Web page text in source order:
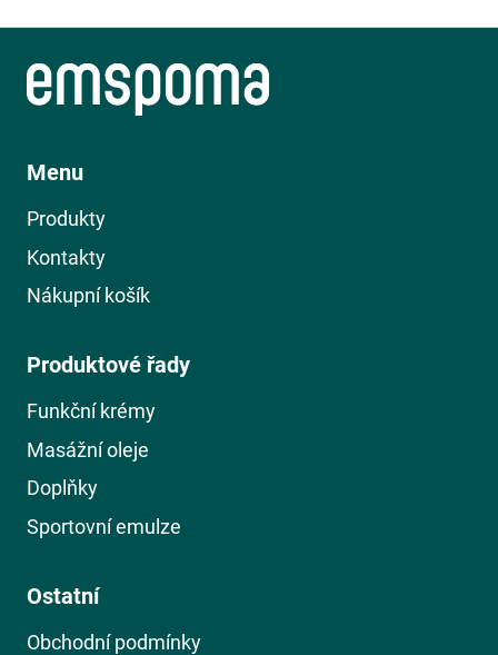
p
t
í
Menu
Produkty
Kontakty
Nákupní košík
Produktové řady
Funkční krémy
Masážní oleje
Doplňky
Sportovní emulze
Ostatní
Obchodní podmínky